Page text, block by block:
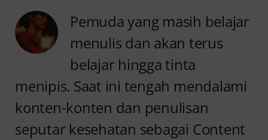
Pemuda yang masih belajar
menulis dan akan terus
belajar hingga tinta
menipis. Saat ini tengah mendalami
konten-konten dan penulisan
seputar kesehatan sebagai Content